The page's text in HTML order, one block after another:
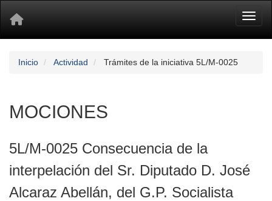
Inicio Actividad Trámites de la iniciativa 5L/M-0025
MOCIONES
5L/M-0025 Consecuencia de la
interpelación del Sr. Diputado D. José
Alcaraz Abellán, del G.P. Socialista